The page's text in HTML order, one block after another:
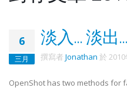
6
三月
淡入... 淡出
撰寫者 Jonathan 於
OpenShot has two methods for